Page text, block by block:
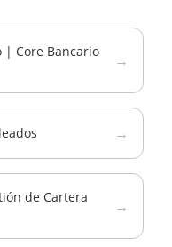
| Core Bancario
→
→
de Cartera
→